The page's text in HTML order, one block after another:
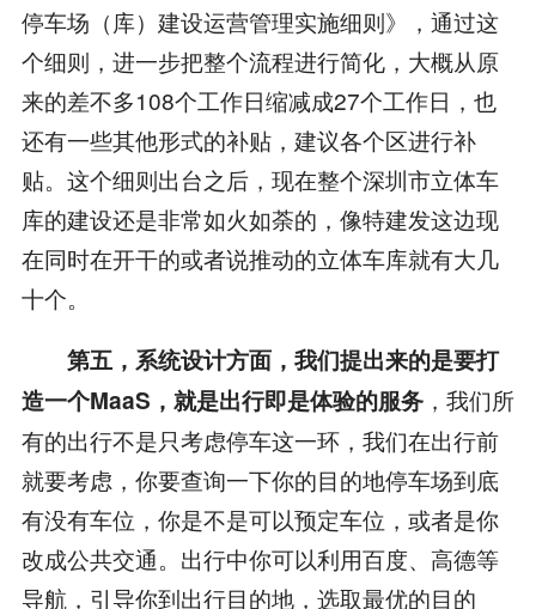
停车场（库）建设运营管理实施细则》，通过这
个细则，进一步把整个流程进行简化，大概从原
来的差不多108个工作日缩减成27个工作日，也
还有一些其他形式的补贴，建议各个区进行补
贴。这个细则出台之后，现在整个深圳市立体车
库的建设还是非常如火如荼的，像特建发这边现
在同时在开干的或者说推动的立体车库就有大几
十个。
第五，系统设计方面，我们提出来的是要打
造一个MaaS ，就是出行即是体验的服务，我们所
有的出行不是只考虑停车这一环，我们在出行前
就要考虑，你要查询一下你的目的地停车场到底
有没有车位，你是不是可以预定车位，或者是你
改成公共交通。出行中你可以利用百度、高德等
导航，引导你到出行目的地，选取最优的目的